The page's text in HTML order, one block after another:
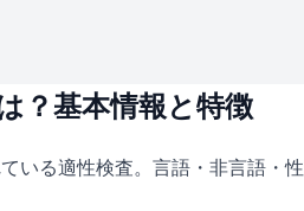
？基本情報と特徴
いる適性検査。言語・非言語・性